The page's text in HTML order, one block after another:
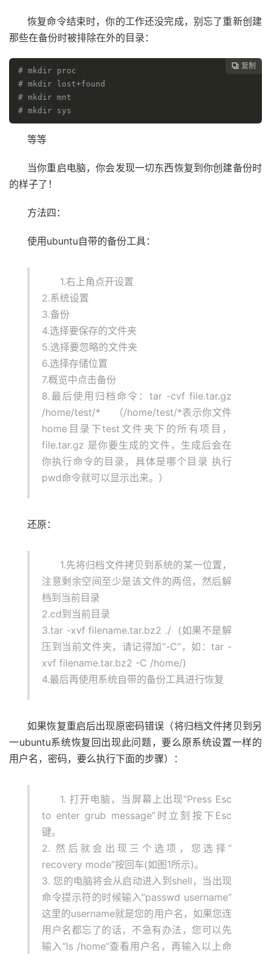
恢复命令结束时，你的工作还没完成，别忘了重新创建
那些在备份时被排除在外的目录：
 复制
# mkdir proc
# mkdir lost+found
# mkdir mnt
# mkdir sys
等等
当你重启电脑，你会发现一切东西恢复到你创建备份时
的样子了！
方法四：
使用ubuntu自带的备份工具：
1.右上角点开设置
2.系统设置
3.备份
4.选择要保存的文件夹
5.选择要忽略的文件夹
6.选择存储位置
7.概览中点击备份
8.最后使用归档命令：tar -cvf file.tar.gz
/home/test/* （/home/test/*表示你文件
home目录下test文件夹下的所有项目，
file.tar.gz 是你要生成的文件，生成后会在
你执行命令的目录，具体是哪个目录 执行
pwd命令就可以显示出来。）
还原：
1.先将归档文件拷贝到系统的某一位置，
注意剩余空间至少是该文件的两倍，然后解
档到当前目录
2.cd到当前目录
3.tar -xvf filename.tar.bz2 ./ (如果不是解
压到当前文件夹，请记得加“-C”，如：tar -
xvf filename.tar.bz2 -C /home/)
4.最后再使用系统自带的备份工具进行恢复
如果恢复重启后出现原密码错误（将归档文件拷贝到另
一ubuntu系统恢复回出现此问题，要么原系统设置一样的
用户名，密码，要么执行下面的步骤）：
1. 打开电脑，当屏幕上出现”Press Esc
to enter grub message”时立刻按下Esc
键。
2. 然后就会出现三个选项，您选择”
recovery mode”按回车(如图1所示)。
3. 您的电脑将会从启动进入到shell，当出现
命令提示符的时候输入”passwd username”
这里的username就是您的用户名，如果您连
用户名都忘了的话，不急有办法，您可以先
输入”ls /home”查看用户名，再输入以上命